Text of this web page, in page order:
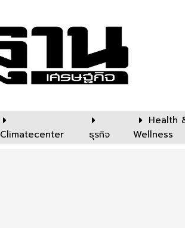
Climatecenter ธุรกิจ
Health
Wellness